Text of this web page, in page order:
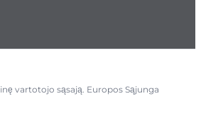
vartotojo sąsają. Europos Sąjunga